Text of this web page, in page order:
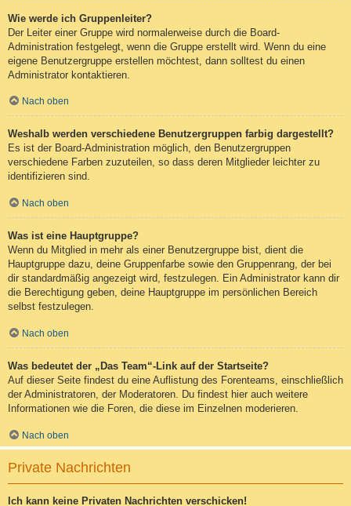
Wie werde ich Gruppenleiter?
Der Leiter einer Gruppe wird normalerweise durch die Board-
Administration festgelegt, wenn die Gruppe erstellt wird. Wenn du eine
eigene Benutzergruppe erstellen möchtest, dann solltest du einen
Administrator kontaktieren.
Nach oben
Weshalb werden verschiedene Benutzergruppen farbig dargestellt?
Es ist der Board-Administration möglich, den Benutzergruppen
verschiedene Farben zuzuteilen, so dass deren Mitglieder leichter zu
identifizieren sind.
Nach oben
Was ist eine Hauptgruppe?
Wenn du Mitglied in mehr als einer Benutzergruppe bist, dient die
Hauptgruppe dazu, deine Gruppenfarbe sowie den Gruppenrang, der bei
dir standardmäßig angezeigt wird, festzulegen. Ein Administrator kann dir
die Berechtigung geben, deine Hauptgruppe im persönlichen Bereich
selbst festzulegen.
Nach oben
Was bedeutet der „Das Team“-Link auf der Startseite?
Auf dieser Seite findest du eine Auflistung des Forenteams, einschließlich
der Administratoren, der Moderatoren. Du findest hier auch weitere
Informationen wie die Foren, die diese im Einzelnen moderieren.
Nach oben
Private Nachrichten
Ich kann keine Privaten Nachrichten verschicken!